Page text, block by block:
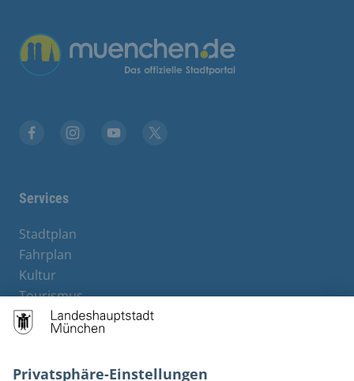
Übergreifende Links
Services
Stadtplan
Fahrplan
Kultur
Tourismus
M-Strom
Bürgerservice